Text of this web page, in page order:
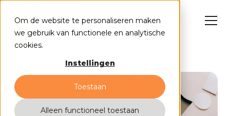
Om de website te personaliseren maken
we gebruik van functionele en analytische
cookies.
Instellingen
Toestaan
Alleen functioneel toestaan
HubSpot oplossingen
Cases
Insights
Events
Alle insights